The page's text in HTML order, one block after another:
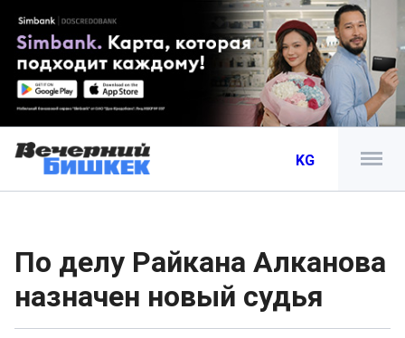
KG
По делу Райкана Алканова
назначен новый судья